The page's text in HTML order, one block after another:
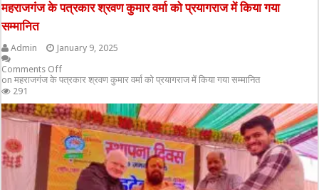
महराजगंज के पत्रकार श्रवण कुमार वर्मा को प्रयागराज में किया गया
सम्मानित
Admin
January 9, 2025
Comments Off
on महराजगंज के पत्रकार श्रवण कुमार वर्मा को प्रयागराज में किया गया सम्मानित
291